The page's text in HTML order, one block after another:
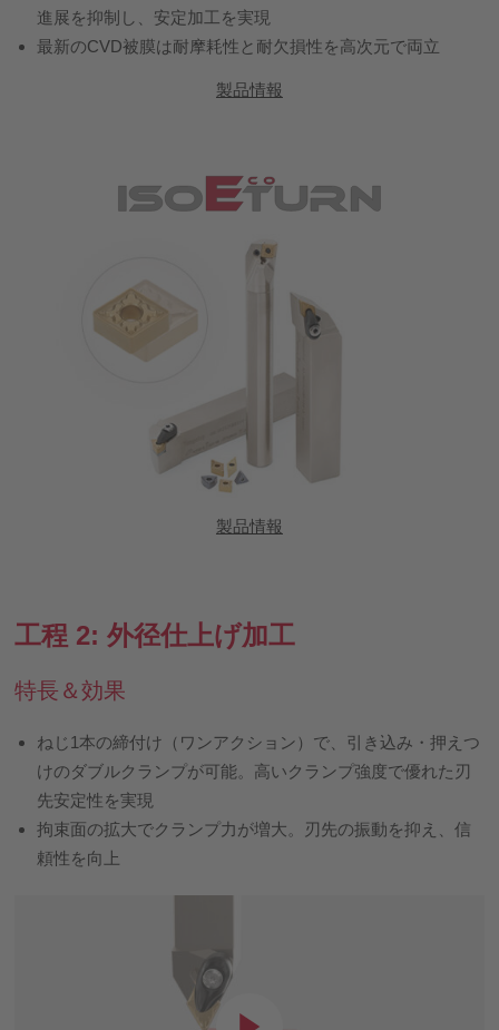
進展を抑制し、安定加工を実現
最新のCVD被膜は耐摩耗性と耐欠損性を高次元で両立
製品情報
製品情報
工程 2: 外径仕上げ加工
特長＆効果
ねじ1本の締付け（ワンアクション）で、引き込み・押えつ
けのダブルクランプが可能。高いクランプ強度で優れた刃
先安定性を実現
拘束面の拡大でクランプ力が増大。刃先の振動を抑え、信
頼性を向上